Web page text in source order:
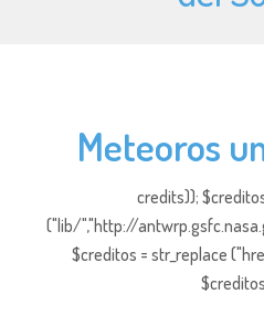
Meteoros
credits));
("lib/","http://
$creditos = str_replace